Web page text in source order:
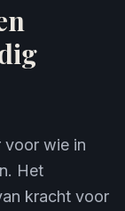
voor wie in
Het
kracht voor